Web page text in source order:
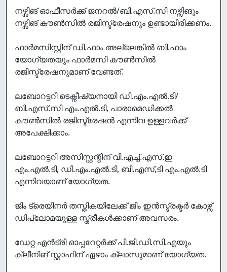
നഴ്സിങ് ഓഫീസ‍ർക്ക് ജനറൽ/ബി.എസ്.സി നഴ്സിങും
നഴ്സിങ് കൗൺസിൽ രജിസ്ട്രേഷനും ഉണ്ടായിരിക്കണം.
ഫാർമസിസ്റ്റിന് ഡി.ഫാം അല്ലെങ്കിൽ ബി.ഫാം
യോഗ്യതയും ഫാർമസി കൗൺസിൽ
രജിസ്ട്രേഷനുമാണ് വേണ്ടത്.
ലബോറട്ടറി ടെക്നീഷ്യനായി ഡി.എം.എൽ.ടി/
ബി.എസ്.സി എം.എൽ.ടി, പാരാമെഡിക്കൽ
കൗൺസിൽ രജിസ്ട്രേഷൻ എന്നിവ‍ ഉള്ളവർക്ക്
അപേക്ഷിക്കാം.
ലബോറട്ടറി അസിസ്റ്റന്റിന് വി.എച്ച്.എസ്.ഇ
എം.എൽ.ടി, ഡി.എം.എൽ.ടി, ബി.എസ്,ടി എം.എൽ.ടി
എന്നിവയാണ് യോഗ്യത.
ജിം ട്രെയിനർ തസ്തികയിലേക്ക് ജിം ഇൻസ്ട്രക്ട‍ർ കോഴ്സ്
ഡിപ്ലോമയുള്ള സ്ത്രീകൾക്കാണ് അവസരം.
ഡേറ്റ എൻട്രി ഓപ്പറേറ്റ‍ർക്ക് പി.ജി.ഡി.സി.എയും
ക്ലീനിങ് സ്റ്റാഫിന് ഏഴാം ക്ലാസുമാണ് യോഗ്യത.